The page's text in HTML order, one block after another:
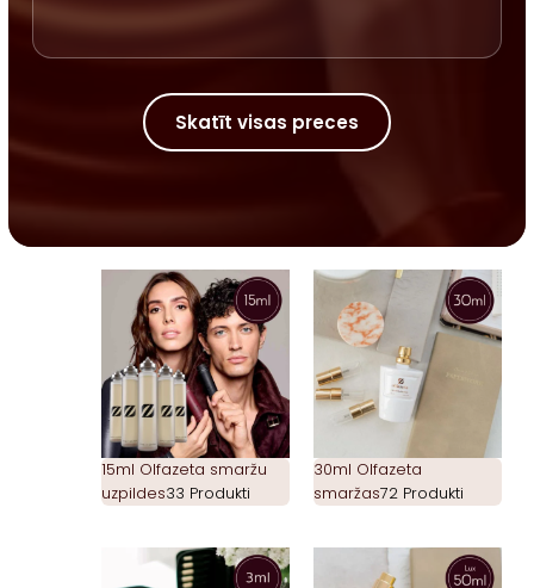
Skatīt visas preces
15ml Olfazeta smaržu
uzpildes33 Produkti
30ml Olfazeta
smaržas72 Produkti